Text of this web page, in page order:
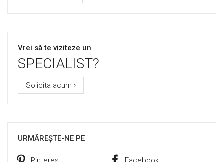
Vrei să te viziteze un
SPECIALIST?
Solicita acum ›
URMĂREȘTE-NE PE